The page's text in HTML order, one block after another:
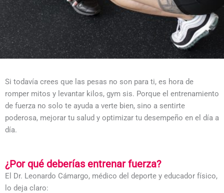
Si todavía crees que las pesas no son para ti, es hora de
romper mitos y levantar kilos, gym sis. Porque el entrenamiento
de fuerza no solo te ayuda a verte bien, sino a sentirte
poderosa, mejorar tu salud y optimizar tu desempeño en el día a
día.
¿Por qué deberías entrenar fuerza?
El Dr. Leonardo Cámargo, médico del deporte y educador físico,
lo deja claro: